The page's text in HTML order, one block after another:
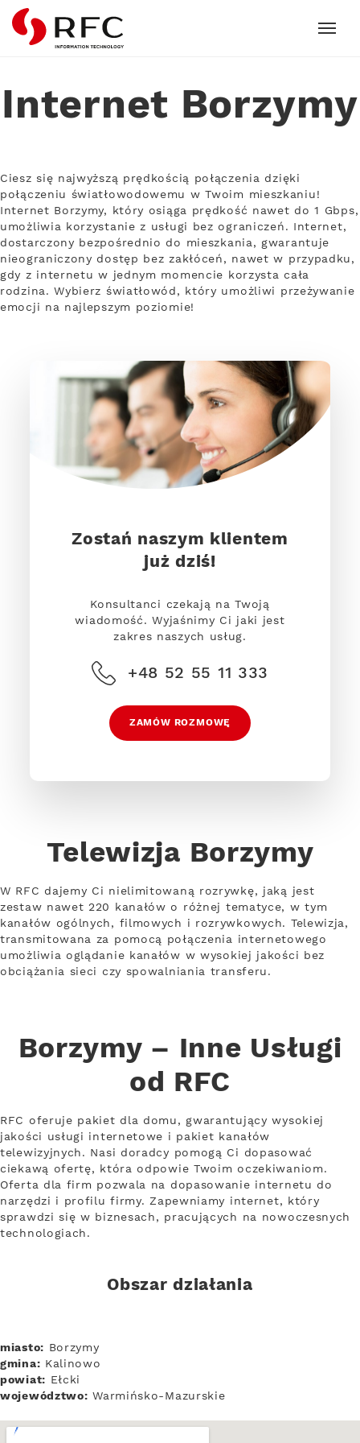
RFC
Internet Borzymy
Ciesz się najwyższą prędkością połączenia dzięki
połączeniu światłowodowemu w Twoim mieszkaniu!
Internet Borzymy, który osiąga prędkość nawet do 1 Gbps,
umożliwia korzystanie z usługi bez ograniczeń. Internet,
dostarczony bezpośrednio do mieszkania, gwarantuje
nieograniczony dostęp bez zakłóceń, nawet w przypadku,
gdy z internetu w jednym momencie korzysta cała
rodzina. Wybierz światłowód, który umożliwi przeżywanie
emocji na najlepszym poziomie!
Zostań naszym klientem
już dziś!
Konsultanci czekają na Twoją
wiadomość. Wyjaśnimy Ci jaki jest
zakres naszych usług.
+48 52 55 11 333
ZAMÓW ROZMOWĘ
Telewizja Borzymy
W RFC dajemy Ci nielimitowaną rozrywkę, jaką jest
zestaw nawet 220 kanałów o różnej tematyce, w tym
kanałów ogólnych, filmowych i rozrywkowych. Telewizja,
transmitowana za pomocą połączenia internetowego
umożliwia oglądanie kanałów w wysokiej jakości bez
obciążania sieci czy spowalniania transferu.
Borzymy – Inne Usługi
od RFC
RFC oferuje pakiet dla domu, gwarantujący wysokiej
jakości usługi internetowe i pakiet kanałów
telewizyjnych. Nasi doradcy pomogą Ci dopasować
ciekawą ofertę, która odpowie Twoim oczekiwaniom.
Oferta dla firm pozwala na dopasowanie internetu do
narzędzi i profilu firmy. Zapewniamy internet, który
sprawdzi się w biznesach, pracujących na nowoczesnych
technologiach.
Obszar działania
miasto: Borzymy
gmina: Kalinowo
powiat: Ełcki
województwo: Warmińsko-Mazurskie